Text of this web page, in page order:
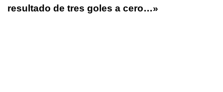
resultado de tres goles a cero…»